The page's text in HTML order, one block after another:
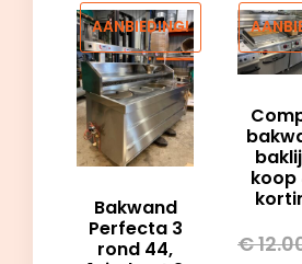
AANBIEDING!
Bakwand
Perfecta 3
rond 44,
koop
€